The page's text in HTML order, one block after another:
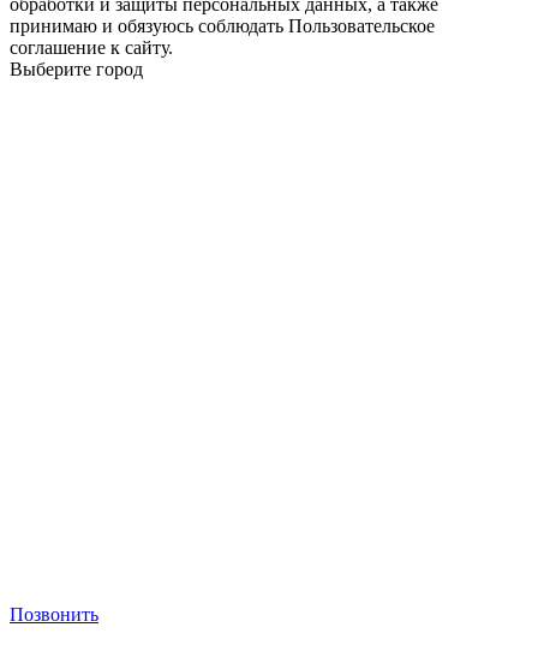
обработки и защиты персональных данных, а также
принимаю и обязуюсь соблюдать Пользовательское
соглашение к сайту.
Выберите город
Позвонить